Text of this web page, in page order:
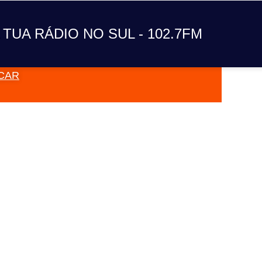
TUA RÁDIO NO SUL - 102.7FM
A TUA RÁDIO NO SUL